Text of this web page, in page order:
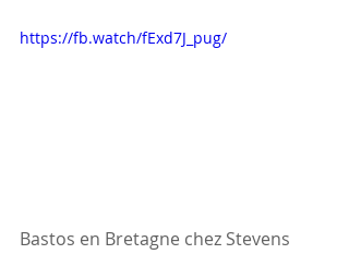
https://fb.watch/fExd7J_pug/
Bastos en Bretagne chez Stevens